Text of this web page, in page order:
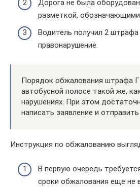
Дорога не была
разметкой,
Водитель получил 2
правонарушение.
Порядок обжалования штрафа
автобусной полосе такой же,
нарушениях. При этом
написать заявление и отправить
Инструкция по обжалованию
В первую очередь
сроки обжалования еще не